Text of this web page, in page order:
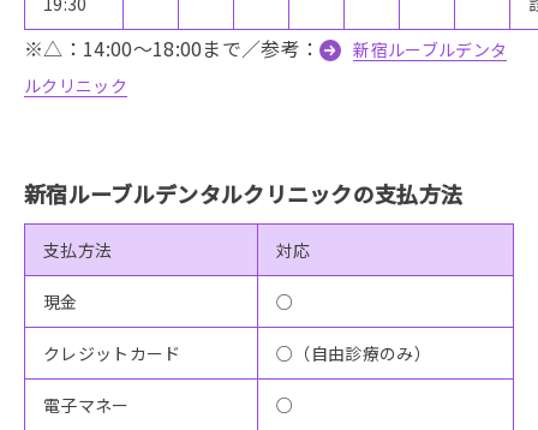
※△：14:00～18:00まで／参考：
新宿ルーブルデンタ
ルクリニック
新宿ルーブルデンタルクリニックの支払方法
支払方法 対応
現金 ○
クレジットカード ○（自由診療のみ）
電子マネー ○